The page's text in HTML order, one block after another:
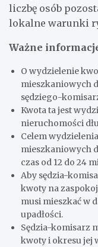
liczbę osób
lokalne warunki
Ważne
O wydzielenie
mieszkaniowych
sędziego-
Kwota ta jest
nieruchomości
Celem
mieszkaniowych
czas od 12 do 24
Aby sędzia-
kwoty na
musi mieszkać w
upadłości.
Sędzia-komisarz
kwoty i okresu jej